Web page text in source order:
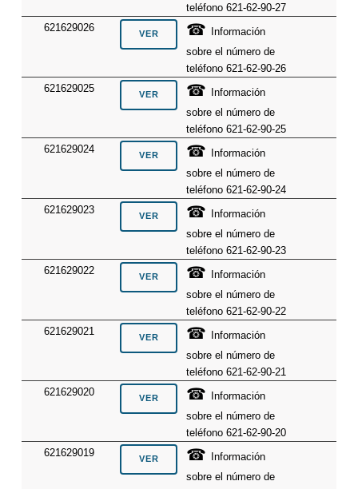
teléfono 621-62-90-27
621629026
☎
Información
sobre el número de
teléfono 621-62-90-26
621629025
☎
Información
sobre el número de
teléfono 621-62-90-25
621629024
☎
Información
sobre el número de
teléfono 621-62-90-24
621629023
☎
Información
sobre el número de
teléfono 621-62-90-23
621629022
☎
Información
sobre el número de
teléfono 621-62-90-22
621629021
☎
Información
sobre el número de
teléfono 621-62-90-21
621629020
☎
Información
sobre el número de
teléfono 621-62-90-20
621629019
☎
Información
sobre el número de